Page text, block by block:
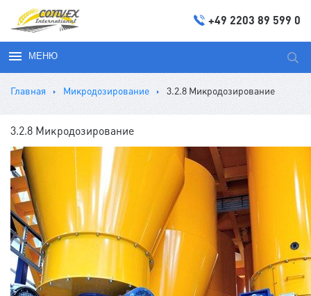
+49 2203 89 599 0
МЕНЮ
Главная Микродозирование 3.2.8 Микродозирование
3.2.8 Микродозирование